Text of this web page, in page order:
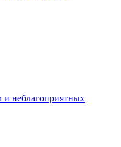
неблагоприятных